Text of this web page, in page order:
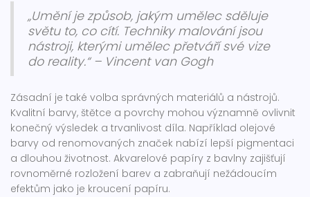
„Umění je způsob, jakým umělec sděluje
světu to, co cítí. Techniky malování jsou
nástroji, kterými umělec přetváří své vize
do reality.“ – Vincent van Gogh
Zásadní je také volba správných materiálů a nástrojů.
Kvalitní barvy, štětce a povrchy mohou významně ovlivnit
konečný výsledek a trvanlivost díla. Například olejové
barvy od renomovaných značek nabízí lepší pigmentaci
a dlouhou životnost. Akvarelové papíry z bavlny zajišťují
rovnoměrné rozložení barev a zabraňují nežádoucím
efektům jako je kroucení papíru.